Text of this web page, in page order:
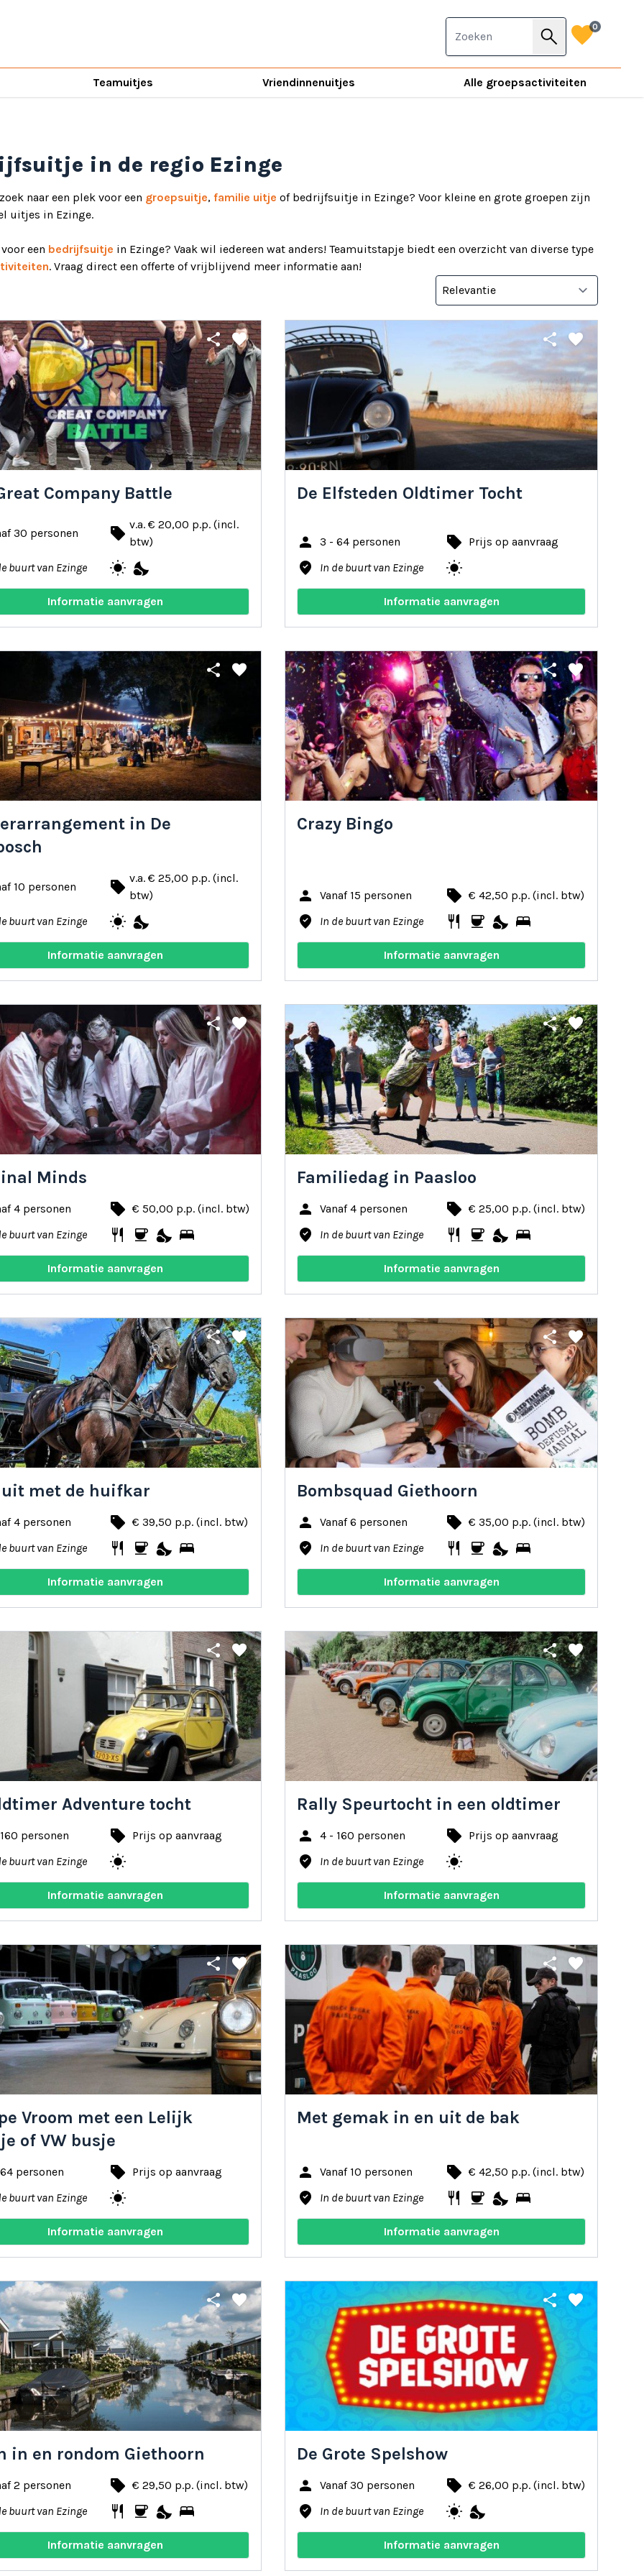
Teamuitjes Vriendinnenuitjes Alle groepsactiviteiten
search favorite0
in de regio Ezinge
naar een plek voor een groepsuitje, familie uitje of bedrijfsuitje in Ezinge? Voor kleine en grote groepen zijn
uitjes in Ezinge.
een bedrijfsuitje in Ezinge? Vaak wil iedereen wat anders! Teamuitstapje biedt een overzicht van diverse type
. Vraag direct een offerte of vrijblijvend meer informatie aan!
share favorite
Company Battle
30 personen local_offer v.a. € 20,00 p.p. (incl.
btw)
buurt van Ezinge wb_sunny nights_stay
Informatie aanvragen
share favorite
De Elfsteden Oldtimer Tocht
person 3 - 64 personen local_offer Prijs op aanvraag
where_to_vote In de buurt van Ezinge wb_sunny
Informatie aanvragen
share favorite
in De
10 personen local_offer v.a. € 25,00 p.p. (incl.
btw)
buurt van Ezinge wb_sunny nights_stay
Informatie aanvragen
share favorite
Crazy Bingo
person Vanaf 15 personen local_offer € 42,50 p.p. (incl. btw)
where_to_vote In de buurt van Ezinge restaurant coffee nights_stay bed
Informatie aanvragen
share favorite
Minds
4 personen local_offer € 50,00 p.p. (incl. btw)
buurt van Ezinge restaurant coffee nights_stay bed
Informatie aanvragen
share favorite
Familiedag in Paasloo
person
Vanaf 4 personen local_offer € 25,00 p.p. (incl. btw)
where_to_vote In de buurt van Ezinge restaurant coffee nights_stay bed
Informatie aanvragen
share favorite
uit met de huifkar
4 personen local_offer € 39,50 p.p. (incl. btw)
buurt van Ezinge restaurant coffee nights_stay bed
Informatie aanvragen
share favorite
Bombsquad Giethoorn
person
Vanaf 6 personen local_offer € 35,00 p.p. (incl. btw)
where_to_vote In de buurt van Ezinge restaurant coffee nights_stay bed
Informatie aanvragen
share favorite
Adventure tocht
personen local_offer Prijs op aanvraag
buurt van Ezinge wb_sunny
Informatie aanvragen
share favorite
Rally Speurtocht in een oldtimer
person
4 - 160 personen local_offer Prijs op aanvraag
where_to_vote In de buurt van Ezinge wb_sunny
Informatie aanvragen
share favorite
Vroom met een Lelijk
of VW busje
personen local_offer Prijs op aanvraag
buurt van Ezinge wb_sunny
Informatie aanvragen
share favorite
Met gemak in en uit de bak
person Vanaf 10 personen local_offer € 42,50 p.p. (incl. btw)
where_to_vote In de buurt van Ezinge restaurant coffee nights_stay bed
Informatie aanvragen
share favorite
in en rondom Giethoorn
2 personen local_offer € 29,50 p.p. (incl. btw)
buurt van Ezinge restaurant coffee nights_stay bed
Informatie aanvragen
share favorite
De Grote Spelshow
person
Vanaf 30 personen local_offer € 26,00 p.p. (incl. btw)
where_to_vote In de buurt van Ezinge wb_sunny nights_stay
Informatie aanvragen